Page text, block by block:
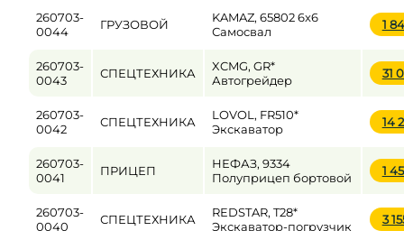
260703-
0044
ГРУЗОВОЙ
KAMAZ, 65802 6x6
Самосвал
1
260703-
0043
СПЕЦТЕХНИКА
XCMG, GR*
Автогрейдер
31
260703-
0042
СПЕЦТЕХНИКА
LOVOL, FR510*
Экскаватор
14
260703-
0041
ПРИЦЕП
НЕФАЗ, 9334
Полуприцеп бортовой
1
260703-
0040
СПЕЦТЕХНИКА
REDSTAR, T28*
Экскаватор-погрузчик
3